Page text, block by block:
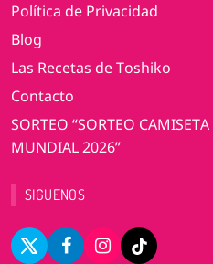
Política de Privacidad
Blog
Las Recetas de Toshiko
Contacto
SORTEO “SORTEO
MUNDIAL 2026”
SIGUENOS